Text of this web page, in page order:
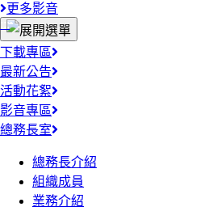
更多影音
:::
下載專區
最新公告
活動花絮
影音專區
總務長室
總務長介紹
組織成員
業務介紹